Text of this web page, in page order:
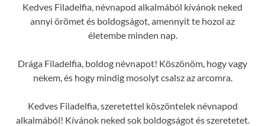
Kedves Filadelfia, névnapod alkalmából kívánok neked
annyi örömet és boldogságot, amennyit te hozol az
életembe minden nap.
Drága Filadelfia, boldog névnapot! Köszönöm, hogy vagy
nekem, és hogy mindig mosolyt csalsz az arcomra.
Kedves Filadelfia, szeretettel köszöntelek névnapod
alkalmából! Kívánok neked sok boldogságot és szeretetet.